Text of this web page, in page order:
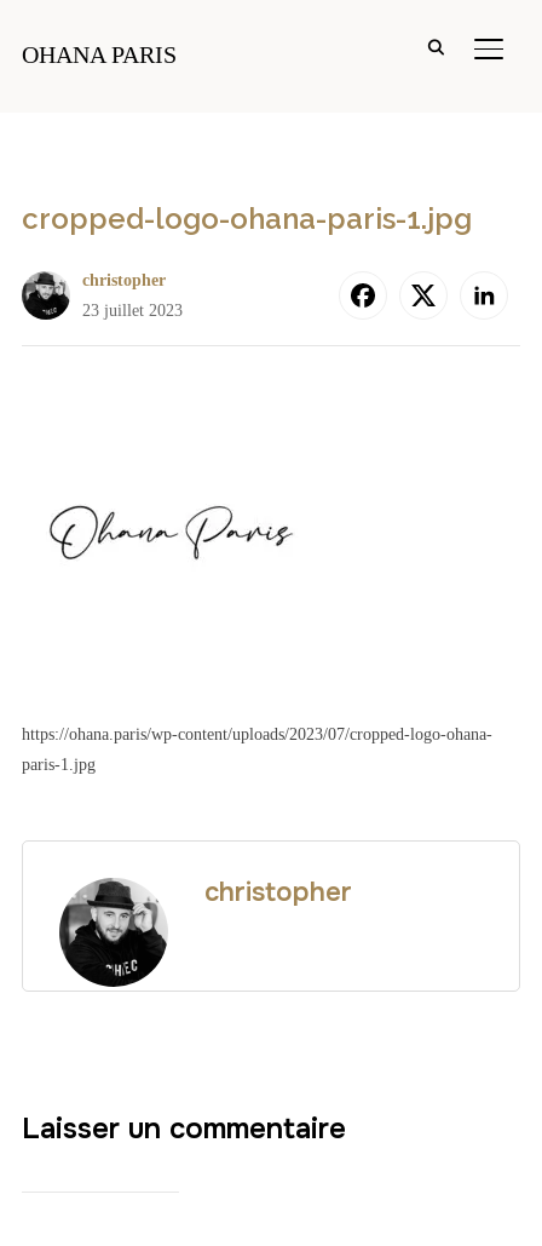
OHANA PARIS
cropped-logo-ohana-paris-1.jpg
christopher
23 juillet 2023
https://ohana.paris/wp-content/uploads/2023/07/cropped-logo-ohana-
paris-1.jpg
christopher
Laisser un commentaire